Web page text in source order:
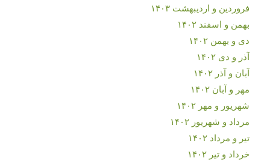
فروردین و اردیبهشت ۱۴۰۳
بهمن و اسفند ۱۴۰۲
دی و بهمن ۱۴۰۲
آذر و دی ۱۴۰۲
آبان و آذر ۱۴۰۲
مهر و آبان ۱۴۰۲
شهریور و مهر ۱۴۰۲
مرداد و شهریور ۱۴۰۲
تیر و مرداد ۱۴۰۲
خرداد و تیر ۱۴۰۲